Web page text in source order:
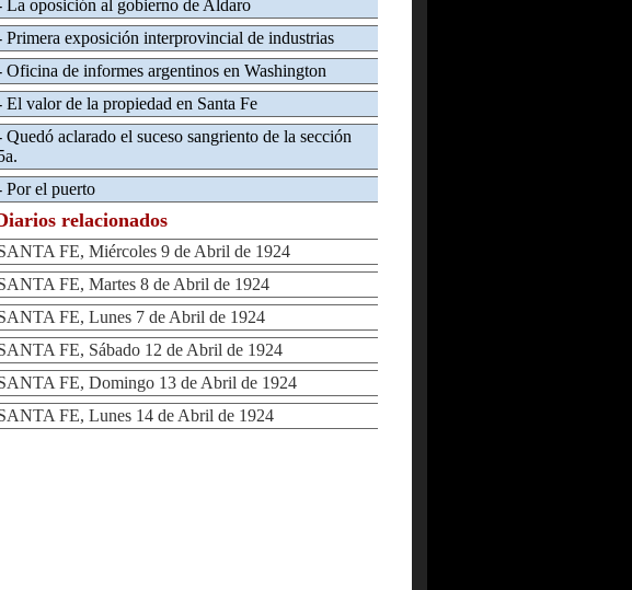
La oposición al gobierno de Aldaro
Primera exposición interprovincial de industrias
Oficina de informes argentinos en Washington
El valor de la propiedad en Santa Fe
Quedó aclarado el suceso sangriento de la sección
Por el puerto
relacionados
FE, Miércoles 9 de Abril de 1924
FE, Martes 8 de Abril de 1924
FE, Lunes 7 de Abril de 1924
FE, Sábado 12 de Abril de 1924
FE, Domingo 13 de Abril de 1924
FE, Lunes 14 de Abril de 1924